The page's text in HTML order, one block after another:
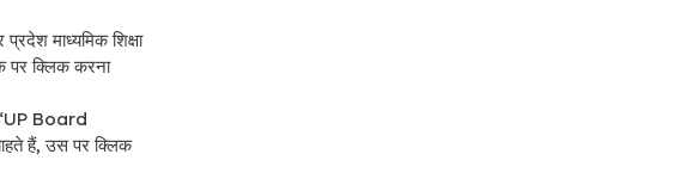
माध्यमिक शिक्षा
पर क्लिक करना
Board
हैं, उस पर क्लिक